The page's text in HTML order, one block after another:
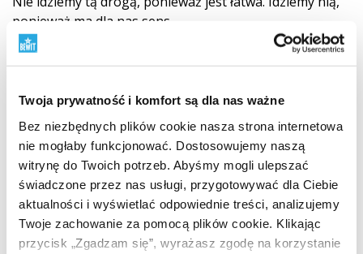
Twoja prywatność i komfort są dla nas ważne
Bez niezbędnych plików cookie nasza strona internetowa
nie mogłaby funkcjonować. Dostosowujemy naszą
witrynę do Twoich potrzeb. Abyśmy mogli ulepszać
świadczone przez nas usługi, przygotowywać dla Ciebie
aktualności i wyświetlać odpowiednie treści, analizujemy
Twoje zachowanie za pomocą plików cookie. Klikając
przycisk „Zgadzam się”, wyrażasz zgodę na korzystanie
ponieważ ma dla nas sens.
Poznaj zasadę BEWIT QUALITY